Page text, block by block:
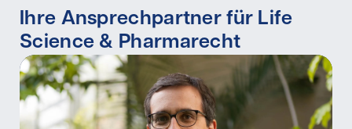
Ihre Ansprechpartner für Life
Science & Pharmarecht